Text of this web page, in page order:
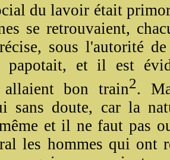
du lavoir était
se retrouvaient,
sous l'autorité
et il est
allaient bon train2.
sans doute, car la
et il ne faut pas
les hommes qui ont